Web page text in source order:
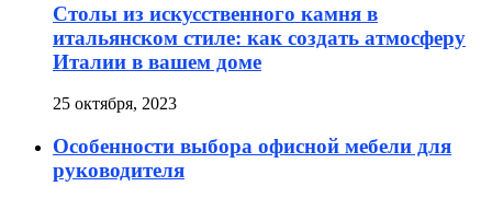
Столы из искусственного камня в
итальянском стиле: как создать атмосферу
Италии в вашем доме
25 октября, 2023
Особенности выбора офисной мебели для
руководителя